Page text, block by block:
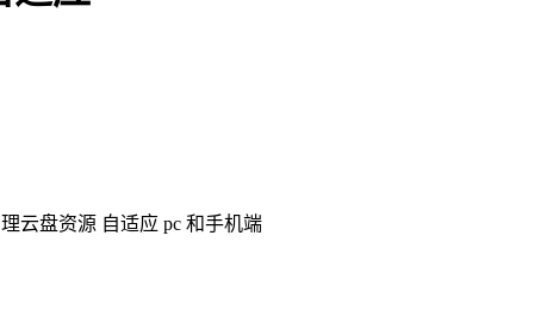
云盘资源 自适应 pc 和手机端